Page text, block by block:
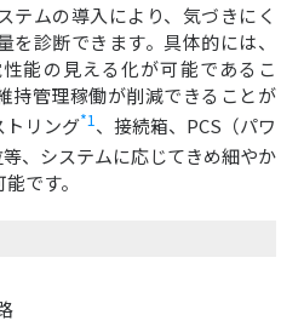
ムの導入により、気づきにく
を診断できます。具体的には、
能の見える化が可能であるこ
持管理稼働が削減できることが
トリング*1 、接続箱、PCS（パワ
、システムに応じてきめ細やか
です。